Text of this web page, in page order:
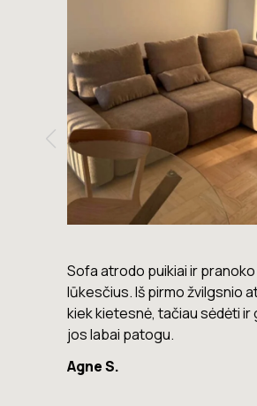
Lova labai gera. Šiuo metu
jokių nusiskundimų.
Marius T.